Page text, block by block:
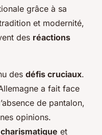
grâce à sa
et modernité,
des réactions
des défis cruciaux.
a fait face
de pantalon,
opinions.
et